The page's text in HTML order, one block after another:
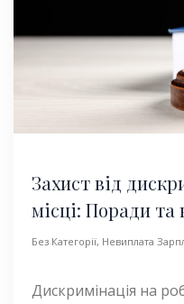
Захист від
місці: Поради
Без Категорії, Невиплата
Дискримінація на